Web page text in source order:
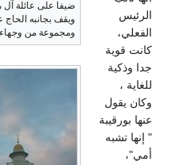
ضيفا على عائلة آل
ويقف بجانبه
ومجموعة من وجهاء
الرئيس
الفعلي،
كانت قوية
جدا وذكية
للغاية ،
وكان يقول
عنها بورقيبة
" إنها تشبه
أمي"،